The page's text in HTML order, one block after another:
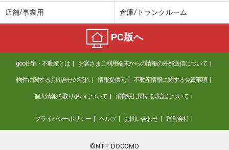
店舗/事業用 倉庫/トランクルーム
PC版へ
goo住宅・不動産とは お客さまご利用端末からの情報の外部送信について
物件に関するお問合せの流れ 情報提供元 不動産情報に関する免責事項
個人情報の取り扱いについて 消費税に関する表記について
プライバシーポリシー ヘルプ お問い合わせ 運営会社
©NTT DOCOMO